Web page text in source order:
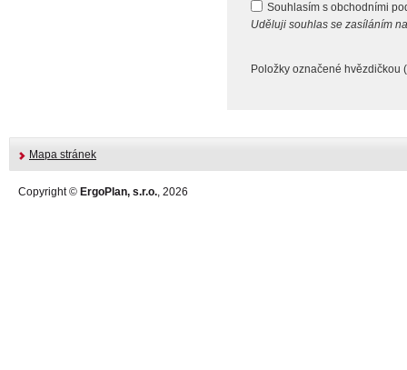
Souhlasím s obchodními
Uděluji souhlas se zasíláním
Položky označené hvězdičkou (
Mapa stránek
Copyright © ErgoPlan, s.r.o., 2026